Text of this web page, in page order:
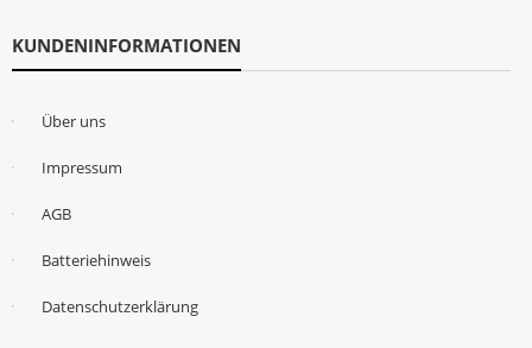
KUNDENINFORMATIONEN
Über uns
Impressum
AGB
Batteriehinweis
Datenschutzerklärung